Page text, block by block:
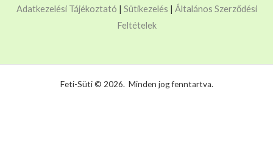
Adatkezelési Tájékoztató | Sütikezelés | Általános Szerződési
Feltételek
Feti-Süti © 2026. Minden jog fenntartva.